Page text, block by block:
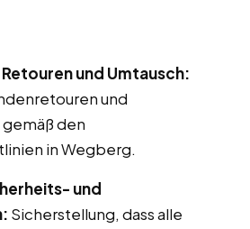
und Umtausch:
und
den
in Wegberg.
und
Sicherstellung, dass alle